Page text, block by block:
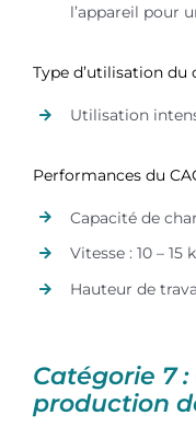
l’appareil pour
Type d’utilisation
Utilisation
Performances du
Capacité de
Vitesse : 10 – 15
Hauteur de
Catégorie 7
production